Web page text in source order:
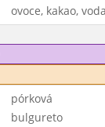
ovoce, kakao,
pórková
bulgureto